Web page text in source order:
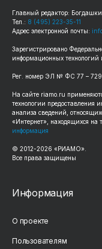
Главный редактор:
Тел.: 8 (495) 223-35-11
Адрес электронной почты:
Зарегистрировано
информационных
Рег. номер ЭЛ № ФС 77 –
На сайте riamo.ru
технологии предоставления
анализа сведений,
«Интернет», находящихся на
информация
© 2012-2026 «РИАМО».
Все права защищены
Информация
О проекте
Пользователям